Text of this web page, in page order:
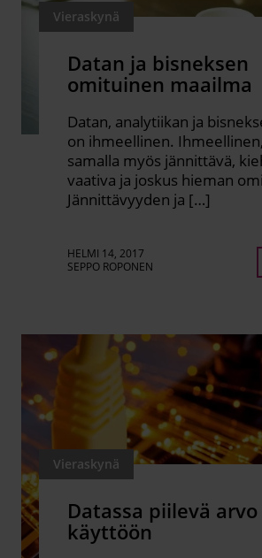
Vieraskynä
Datan ja bisneksen
omituinen maailma
Datan, analytiikan ja
on ihmeellinen.
samalla myös jännittävä,
vaativa ja joskus hieman
Jännittävyyden ja […]
HELMI 14, 2017
SEPPO ROPONEN
Vieraskynä
Datassa piilevä arvo
käyttöön